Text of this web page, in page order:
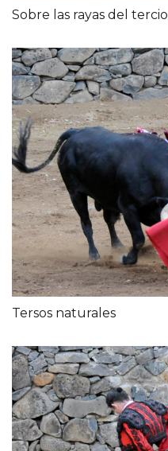
Sobre las rayas del tercio
Tersos naturales